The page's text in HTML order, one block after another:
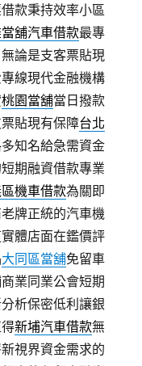
款秉持效率小區
舖汽車借款最專
論是支客票貼現
線現代金融機構
桃園當舖當日撥款
貼現有保障台北
知名給急需資金
期融資借款專業
機車借款為關即
牌正統的汽車機
體店面在鑑價評
大同區當舖免留車
業同業公會短期
析保密低利讓銀
新埔汽車借款無
視界資金需求的